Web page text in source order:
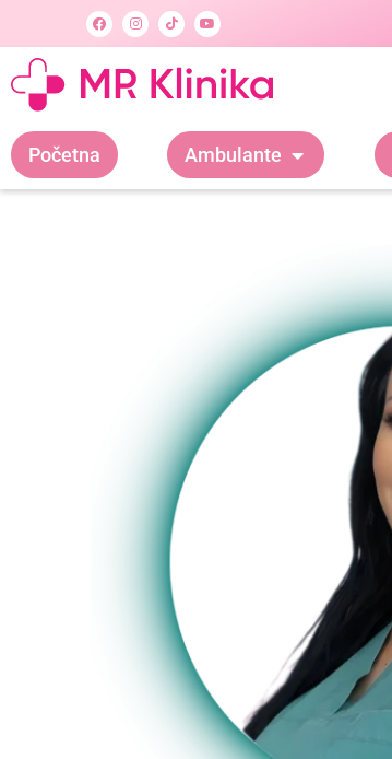
Početna Ambulante